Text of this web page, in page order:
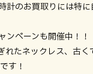
のお買取りには特に
ンペーンも開催中！！
れたネックレス、古
す！